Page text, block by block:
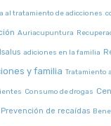
al tratamiento de adicciones
Auriacupuntura
adiciones en la familia
y familia Tratamiento
Consumo de drogas
Prevención de recaídas